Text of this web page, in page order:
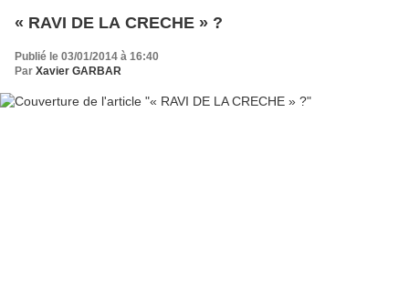
« RAVI DE LA CRECHE » ?
Publié le 03/01/2014 à 16:40
Par Xavier GARBAR